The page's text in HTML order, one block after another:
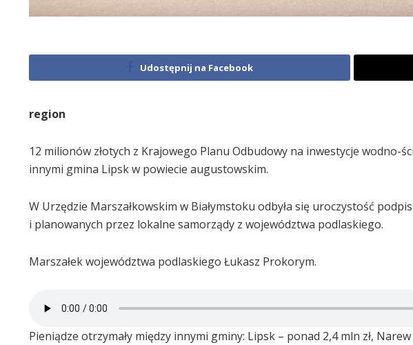
Udostępnij na Facebook
region
12 milionów złotych z Krajowego Planu Odbudowy na inwestycje wodno-
innymi gmina Lipsk w powiecie augustowskim.
W Urzędzie Marszałkowskim w Białymstoku odbyła się uroczystość
i planowanych przez lokalne samorządy z województwa podlaskiego.
Marszałek województwa podlaskiego Łukasz Prokorym.
Pieniądze otrzymały między innymi gminy: Lipsk – ponad 2,4 mln zł,